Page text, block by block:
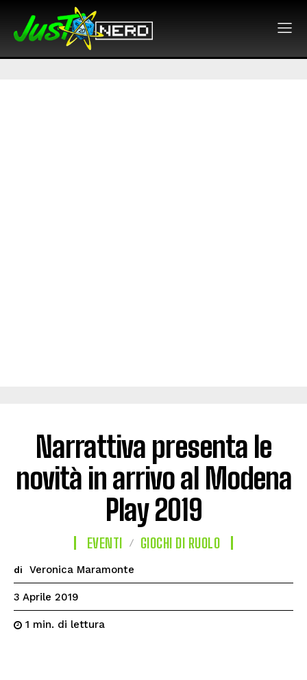
Narrattiva presenta le
novità in arrivo al Modena
Play 2019
EVENTI GIOCHI DI RUOLO
di Veronica Maramonte
3 Aprile 2019
1 min. di lettura